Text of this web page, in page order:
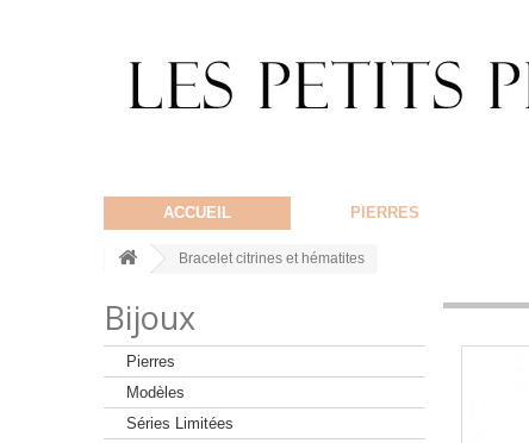
ACCUEIL PIERRES
Bracelet citrines et hématites
Bijoux
Pierres
Modèles
Séries Limitées